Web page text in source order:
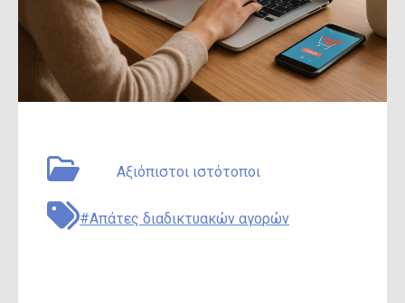
Αξιόπιστοι ιστότοποι
#Απάτες διαδικτυακών αγορών